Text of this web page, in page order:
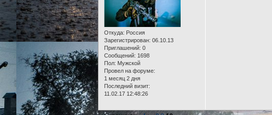
Откуда: Россия
Зарегистрирован: 06.10.13
Приглашений: 0
Сообщений: 1698
Пол: Мужской
Провел на форуме:
1 месяц 2 дня
Последний визит:
11.02.17 12:48:26